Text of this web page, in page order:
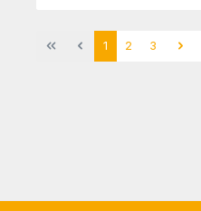
Seite
1 Seite
2 Seite
3